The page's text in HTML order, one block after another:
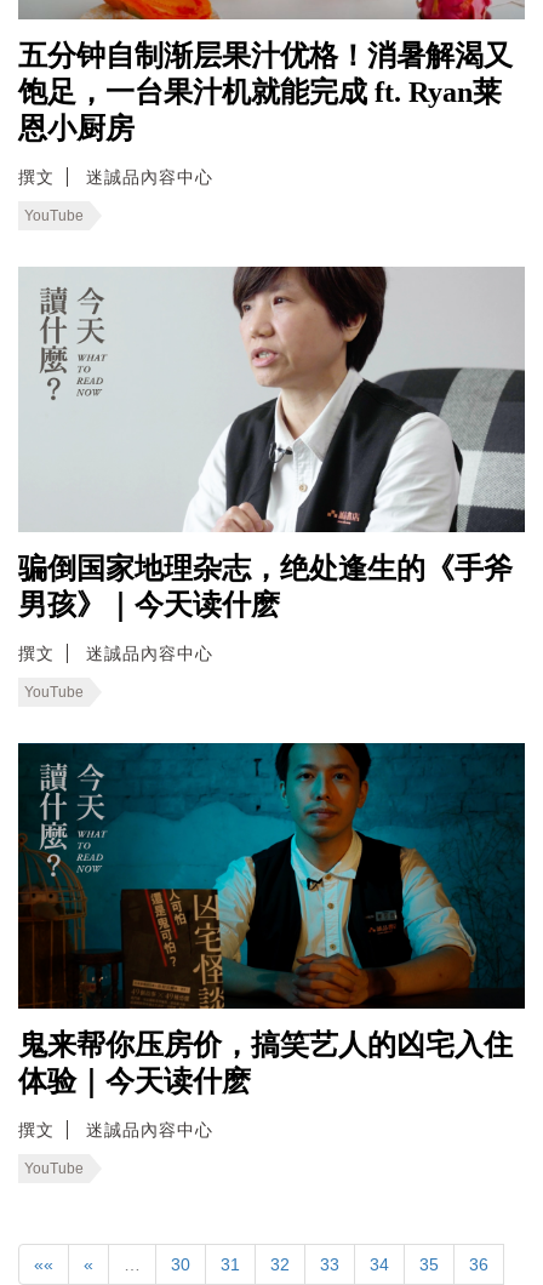
五分钟自制渐层果汁优格！消暑解渴又
饱足，一台果汁机就能完成 ft. Ryan莱
恩小厨房
撰文 迷誠品內容中心
YouTube
骗倒国家地理杂志，绝处逢生的《手斧
男孩》｜今天读什麽
撰文 迷誠品內容中心
YouTube
鬼来帮你压房价，搞笑艺人的凶宅入住
体验｜今天读什麽
撰文 迷誠品內容中心
YouTube
«« « 30 31 32 33 34 35 36